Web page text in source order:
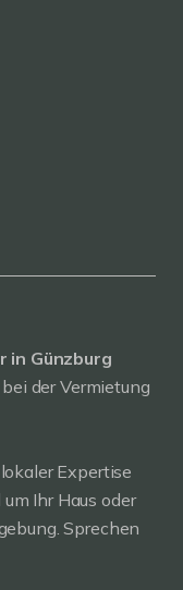
in Günzburg
der Vermietung
Expertise
Ihr Haus oder
Sprechen